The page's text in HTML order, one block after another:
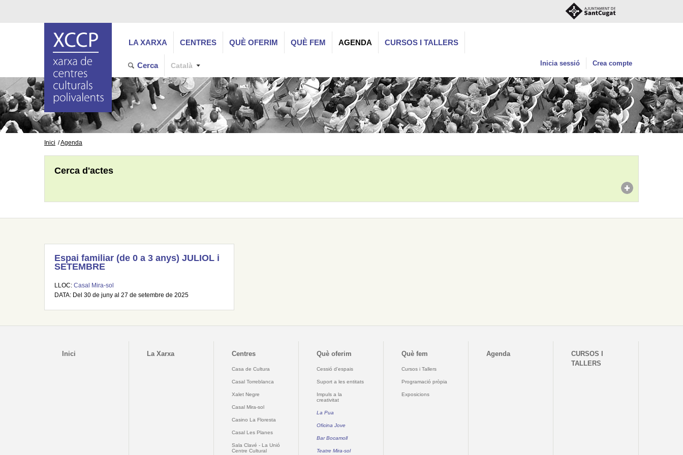
LA XARXA CENTRES QUÈ OFERIM QUÈ FEM AGENDA CURSOS I TALLERS
Cerca Català Inicia sessió Crea compte
Inici Agenda
Cerca d'actes
Espai familiar (de 0 a 3 anys) JULIOL i
SETEMBRE
LLOC: Casal Mira-sol
DATA: Del 30 de juny al 27 de setembre de 2025
Inici La Xarxa Centres
Casa de Cultura
Casal Torreblanca
Xalet Negre
Casal Mira-sol
Casino La Floresta
Casal Les Planes
Sala Clavé - La Unió
Centre Cultural
Què oferim
Cessió d'espais
Suport a les entitats
Impuls a la
creativitat
La Pua
Oficina Jove
Bar Bocamoll
Teatre Mira-sol
Què fem
Cursos i Tallers
Programació pròpia
Exposicions
Agenda
CURSOS I
TALLERS